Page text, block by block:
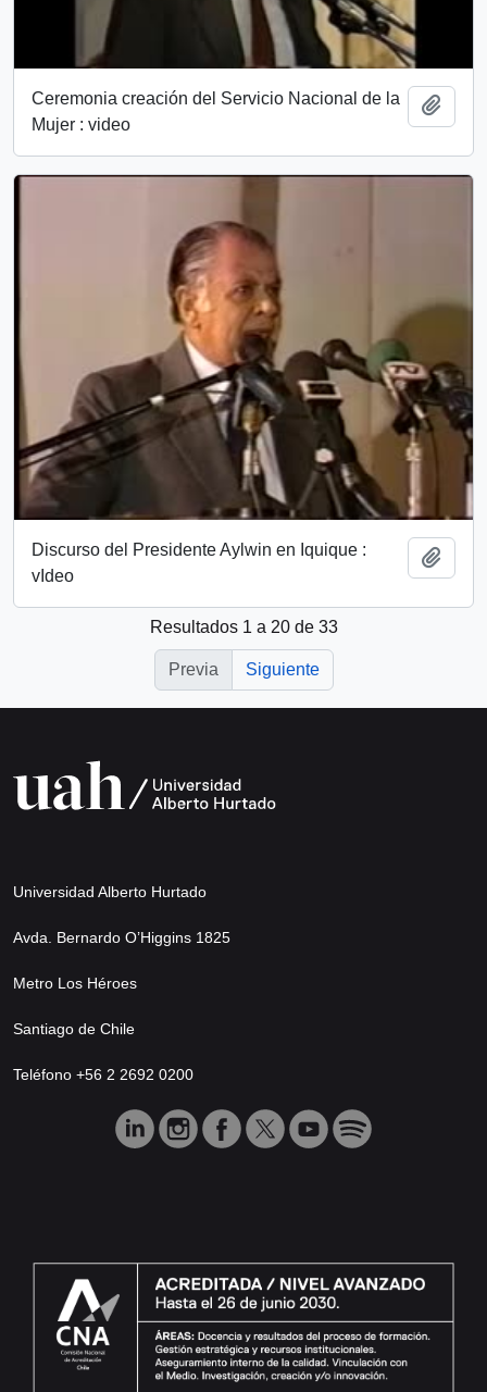
Ceremonia creación del Servicio Nacional de la
Mujer : video
Discurso del Presidente Aylwin en Iquique :
vIdeo
Resultados 1 a 20 de 33
Previa Siguiente
Universidad Alberto Hurtado
Avda. Bernardo O’Higgins 1825
Metro Los Héroes
Santiago de Chile
Teléfono +56 2 2692 0200